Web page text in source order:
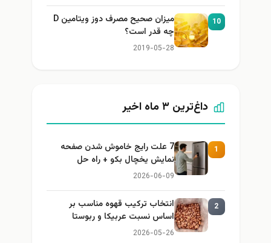
10
میزان صحیح مصرف دوز ویتامین D
چه قدر است؟
2019-05-28
داغ‌ترین ۳ ماه اخیر
1
7 علت رایج خاموش شدن صفحه
نمایش یخچال بکو + راه حل
2026-06-09
2
انتخاب ترکیب قهوه مناسب بر
اساس نسبت عربیکا و ربوستا
2026-05-26